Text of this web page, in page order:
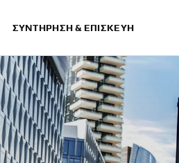
ΣΥΝΤΉΡΗΣΗ & ΕΠΙΣΚΕΥΉ